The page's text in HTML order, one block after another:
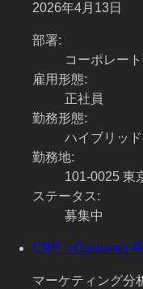
2026年4月13日
部署:
コーポレー
雇用形態:
正社員
勤務形態:
ハイブリッド
勤務地:
101-0025 東
ステータス:
募集中
CRE（Customer
マーケティング分